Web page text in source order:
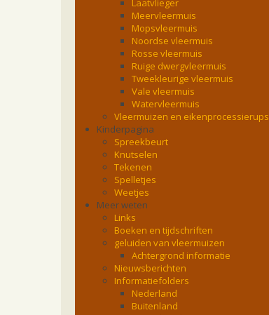
Laatvlieger
Meervleermuis
Mopsvleermuis
Noordse vleermuis
Rosse vleermuis
Ruige dwergvleermuis
Tweekleurige vleermuis
Vale vleermuis
Watervleermuis
Vleermuizen en eikenprocessierups
Kinderpagina
Spreekbeurt
Knutselen
Tekenen
Spelletjes
Weetjes
Meer weten
Links
Boeken en tijdschriften
geluiden van vleermuizen
Achtergrond informatie
Nieuwsberichten
Informatiefolders
Nederland
Buitenland